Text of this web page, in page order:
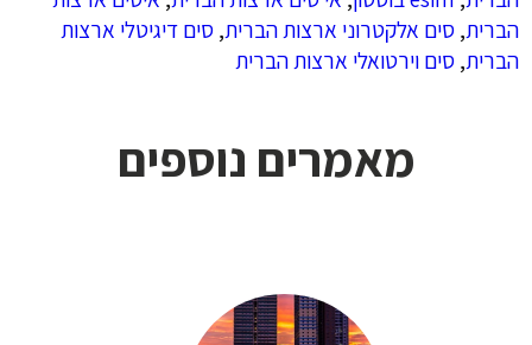
הברית,סים אלקטרוני ארצות הברית,סים דיגיטלי ארצות
הברית,סים וירטואלי ארצות הברית
מאמרים נוספים